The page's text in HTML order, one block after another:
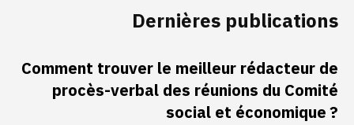
Dernières publications
Comment trouver le meilleur rédacteur de
procès-verbal des réunions du Comité
social et économique ?